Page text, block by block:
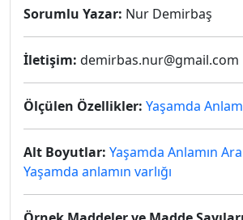
Sorumlu Yazar: Nur Demirbaş
İletişim: demirbas.nur@gmail.com
Ölçülen Özellikler: Yaşamda Anlam
Alt Boyutlar: Yaşamda Anlamın
Yaşamda anlamın varlığı